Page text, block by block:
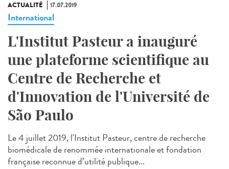
ACTUALITÉ 17.07.2019
International
L'Institut Pasteur a inauguré
une plateforme scientifique au
Centre de Recherche et
d'Innovation de l'Université de
São Paulo
Le 4 juillet 2019, l'Institut Pasteur, centre de recherche
biomédicale de renommée internationale et fondation
française reconnue d’utilité publique...